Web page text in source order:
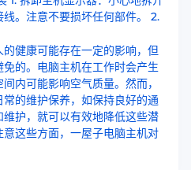
。注意不要损坏任何部件。 2.
健康可能存在一定的影响，但
的。电脑主机在工作时会产生
内可能影响空气质量。然而，
的维护保养，如保持良好的通
护，就可以有效地降低这些潜
这些方面，一屋子电脑主机对